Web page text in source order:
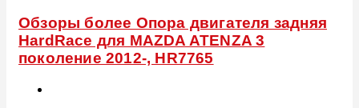
Обзоры более Опора двигателя задняя
HardRace для MAZDA ATENZA 3
поколение 2012-, HR7765